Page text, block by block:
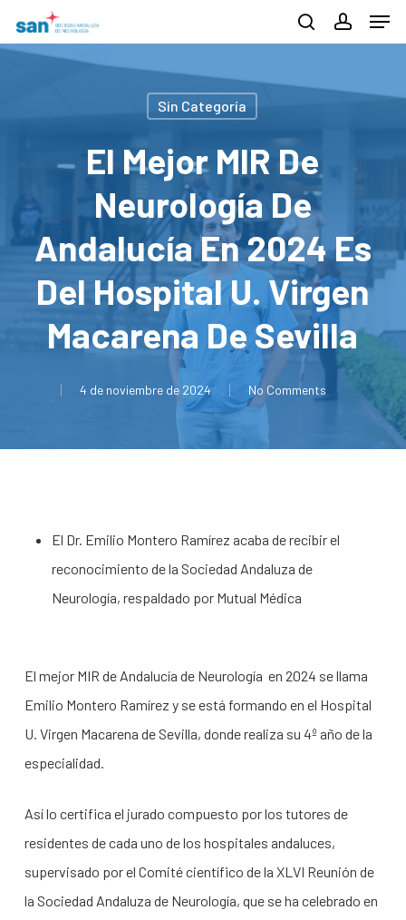
to
searchaccount
Menu
Sin Categoría
El Mejor MIR De
Neurología De
Andalucía En 2024 Es
Del Hospital U. Virgen
Macarena De Sevilla
4 de noviembre de 2024 No Comments
El Dr. Emilio Montero Ramírez acaba de recibir el
reconocimiento de la Sociedad Andaluza de
Neurología, respaldado por Mutual Médica
El mejor MIR de Andalucía de Neurología en 2024 se llama
Emilio Montero Ramírez y se está formando en el Hospital
U. Virgen Macarena de Sevilla, donde realiza su 4º año de la
especialidad.
Así lo certifica el jurado compuesto por los tutores de
residentes de cada uno de los hospitales andaluces,
supervisado por el Comité científico de la XLVI Reunión de
la Sociedad Andaluza de Neurología, que se ha celebrado en